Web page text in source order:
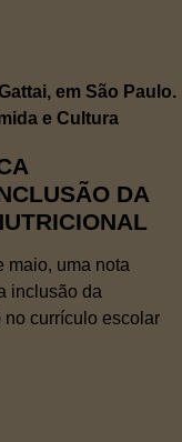
DA
maio, uma nota
inclusão da
no currículo escolar